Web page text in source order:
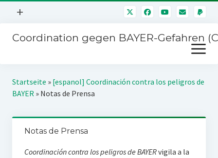
Menü
+
Mitmachen
Über uns
Impressum
Coordination gegen BAYER-Gefahren
Menü
öffnen
Kampagnen
Startseite » [espanol] Coordinación contra los peligros de
BAYER» Notas de Prensa
Notas de Prensa
Coordinación contra los peligros de BAYERvigila a la